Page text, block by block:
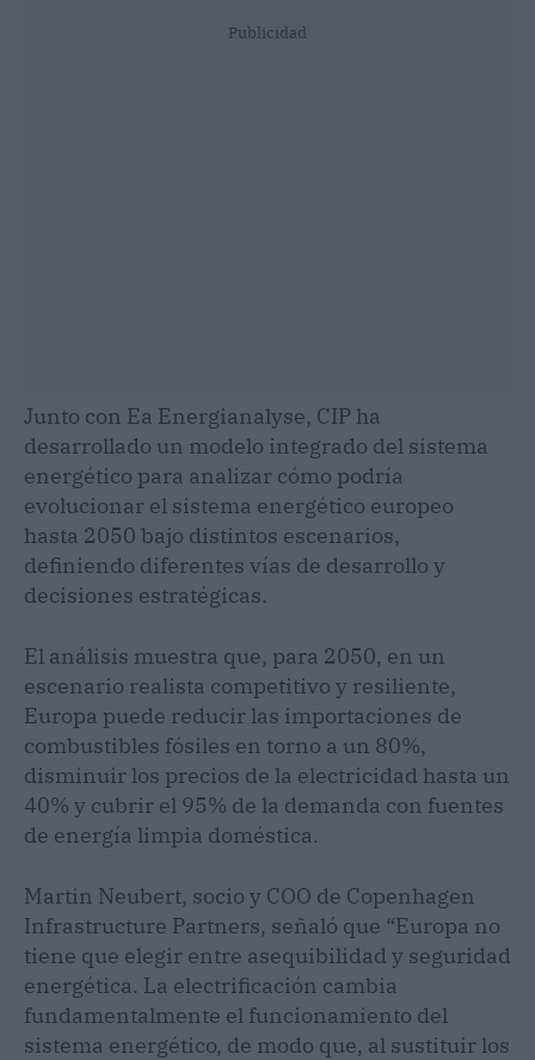
Publicidad
Junto con Ea Energianalyse, CIP ha
desarrollado un modelo integrado del sistema
energético para analizar cómo podría
evolucionar el sistema energético europeo
hasta 2050 bajo distintos escenarios,
definiendo diferentes vías de desarrollo y
decisiones estratégicas.
El análisis muestra que, para 2050, en un
escenario realista competitivo y resiliente,
Europa puede reducir las importaciones de
combustibles fósiles en torno a un 80%,
disminuir los precios de la electricidad hasta un
40% y cubrir el 95% de la demanda con fuentes
de energía limpia doméstica.
Martin Neubert, socio y COO de Copenhagen
Infrastructure Partners, señaló que “Europa no
tiene que elegir entre asequibilidad y seguridad
energética. La electrificación cambia
fundamentalmente el funcionamiento del
sistema energético, de modo que, al sustituir los